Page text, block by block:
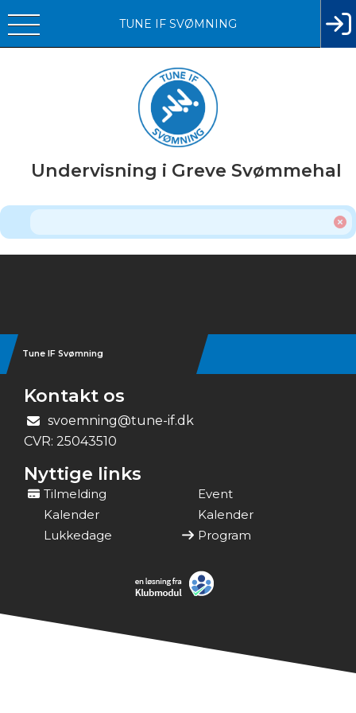
Undervisning i Greve Svømmehal
TUNE IF SVØMNING
Tune IF Svømning
Kontakt os
svoemning@tune-if.dk
CVR: 25043510
Nyttige links
Tilmelding
Event
Kalender
Kalender
Lukkedage
Program